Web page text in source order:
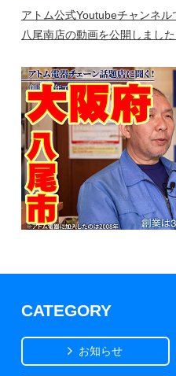
アトム公式Youtubeチャンネ
八尾南店の動画を公開しました
CATEGORY
お知らせ